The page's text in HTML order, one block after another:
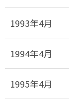
1993年4月
1994年4月
1995年4月